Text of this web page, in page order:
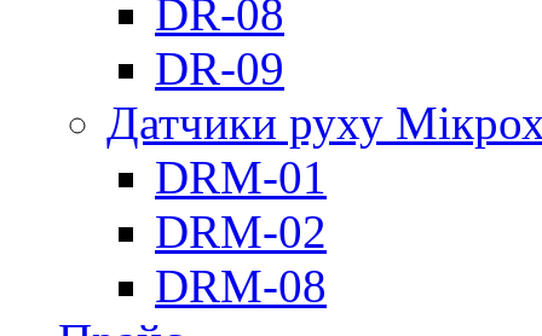
DR-08
DR-09
Датчики руху
DRM-01
DRM-02
DRM-08